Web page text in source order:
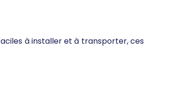
à installer et à transporter, ces